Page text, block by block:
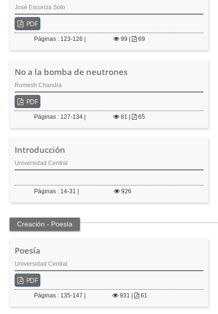
José Escorcia Soto
PDF
Páginas : 123-126 | 99 | 69
No a la bomba de neutrones
Romesh Chandra
PDF
Páginas : 127-134 | 81 | 65
Introducción
Universidad Central
Páginas : 14-31 | 926
Creación - Poesía
Poesía
Universidad Central
PDF
Páginas : 135-147 | 931 | 61